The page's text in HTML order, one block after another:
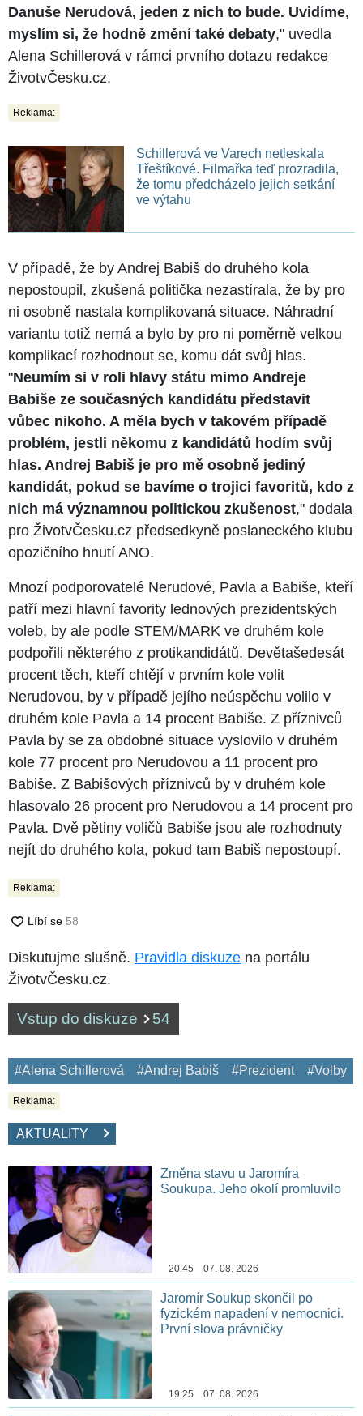
Danuše Nerudová, jeden z nich to bude. Uvidíme,
myslím si, že hodně změní také debaty," uvedla
Alena Schillerová v rámci prvního dotazu redakce
ŽivotvČesku.cz.
Reklama:
Schillerová ve Varech netleskala
Třeštíkové. Filmařka teď prozradila,
že tomu předcházelo jejich setkání
ve výtahu
V případě, že by Andrej Babiš do druhého kola
nepostoupil, zkušená politička nezastírala, že by pro
ni osobně nastala komplikovaná situace. Náhradní
variantu totiž nemá a bylo by pro ni poměrně velkou
komplikací rozhodnout se, komu dát svůj hlas.
"Neumím si v roli hlavy státu mimo Andreje
Babiše ze současných kandidátu představit
vůbec nikoho. A měla bych v takovém případě
problém, jestli někomu z kandidátů hodím svůj
hlas. Andrej Babiš je pro mě osobně jediný
kandidát, pokud se bavíme o trojici favoritů, kdo z
nich má významnou politickou zkušenost," dodala
pro ŽivotvČesku.cz předsedkyně poslaneckého klubu
opozičního hnutí ANO.
Mnozí podporovatelé Nerudové, Pavla a Babiše, kteří
patří mezi hlavní favority lednových prezidentských
voleb, by ale podle STEM/MARK ve druhém kole
podpořili některého z protikandidátů. Devětašedesát
procent těch, kteří chtějí v prvním kole volit
Nerudovou, by v případě jejího neúspěchu volilo v
druhém kole Pavla a 14 procent Babiše. Z příznivců
Pavla by se za obdobné situace vyslovilo v druhém
kole 77 procent pro Nerudovou a 11 procent pro
Babiše. Z Babišových příznivců by v druhém kole
hlasovalo 26 procent pro Nerudovou a 14 procent pro
Pavla. Dvě pětiny voličů Babiše jsou ale rozhodnuty
nejít do druhého kola, pokud tam Babiš nepostoupí.
Reklama:
Diskutujme slušně. Pravidla diskuze na portálu
ŽivotvČesku.cz.
Vstup do diskuze 54
#Alena Schillerová #Andrej Babiš #Prezident #Volby
Reklama:
AKTUALITY
Změna stavu u Jaromíra
Soukupa. Jeho okolí promluvilo
20:45 07. 08. 2026
Jaromír Soukup skončil po
fyzickém napadení v nemocnici.
První slova právničky
19:25 07. 08. 2026